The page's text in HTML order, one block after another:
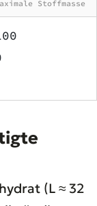
Stoffmasse
(L ≈ 32